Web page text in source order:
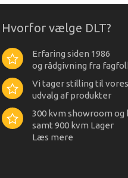
Hvorfor vælge DLT?
Erfaring siden 1986
og rådgivning fra
Vi tager stilling til vores
udvalg af produkter
300 kvm showroom og
samt 900 kvm Lager
Læs mere